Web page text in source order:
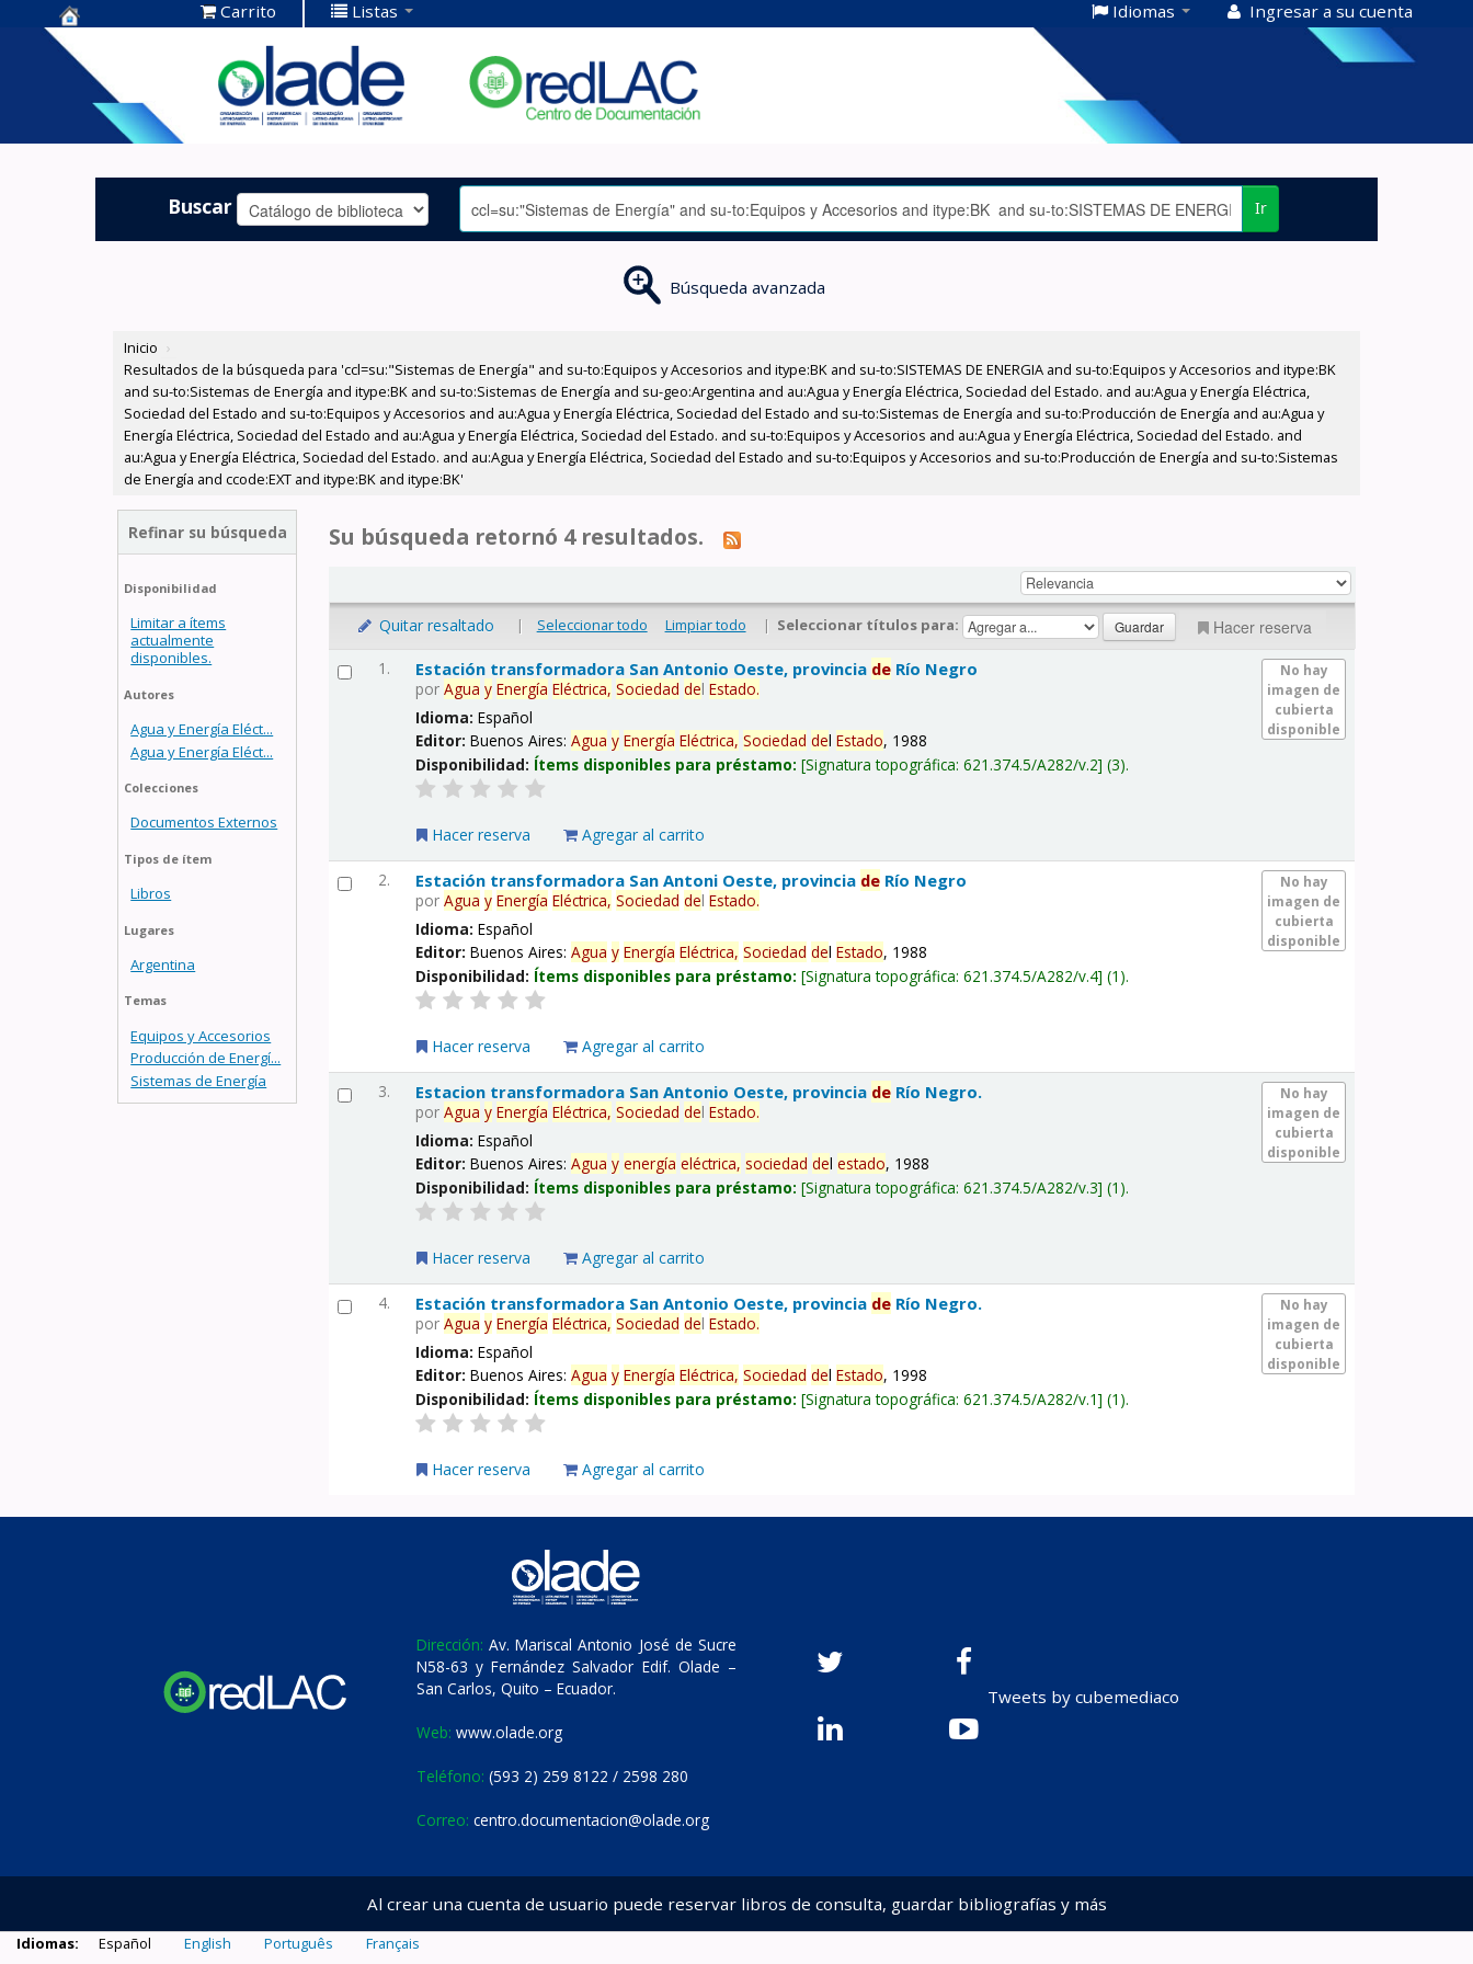
Centro de
Documentación
OLADE -
Carrito Listas Idiomas Ingresar a su cuenta
Buscar Ir
Búsqueda avanzada
Inicio ›
Resultados de la búsqueda para 'ccl=su:"Sistemas de Energía" and su-to:Equipos y Accesorios and itype:BK and su-to:SISTEMAS DE ENERGIA and su-to:Equipos y Accesorios and itype:BK
and su-to:Sistemas de Energía and itype:BK and su-to:Sistemas de Energía and su-geo:Argentina and au:Agua y Energía Eléctrica, Sociedad del Estado. and au:Agua y Energía Eléctrica,
Sociedad del Estado and su-to:Equipos y Accesorios and au:Agua y Energía Eléctrica, Sociedad del Estado and su-to:Sistemas de Energía and su-to:Producción de Energía and au:Agua y
Energía Eléctrica, Sociedad del Estado and au:Agua y Energía Eléctrica, Sociedad del Estado. and su-to:Equipos y Accesorios and au:Agua y Energía Eléctrica, Sociedad del Estado. and
au:Agua y Energía Eléctrica, Sociedad del Estado. and au:Agua y Energía Eléctrica, Sociedad del Estado and su-to:Equipos y Accesorios and su-to:Producción de Energía and su-to:Sistemas
de Energía and ccode:EXT and itype:BK and itype:BK'
Refinar su búsqueda
Disponibilidad
Limitar a ítems
actualmente
disponibles.
Autores
Agua y Energía Eléct...
Agua y Energía Eléct...
Colecciones
Documentos Externos
Tipos de ítem
Libros
Lugares
Argentina
Temas
Equipos y Accesorios
Producción de Energí...
Sistemas de Energía
Su búsqueda retornó 4 resultados.
Quitar resaltado | Seleccionar todo Limpiar todo | Seleccionar títulos para: Hacer reserva
1.
No hay
imagen de
cubierta
disponible
Estación transformadora San Antonio Oeste, provincia de Río Negro
porAgua y Energía Eléctrica, Sociedad delEstado.
Idioma:Español
Editor:Buenos Aires:Agua y Energía Eléctrica, Sociedad delEstado, 1988
Disponibilidad: Ítems disponibles para préstamo: Signatura topográfica:621.374.5/A282/v.2 (3).
Hacer reserva Agregar al carrito
2.
No hay
imagen de
cubierta
disponible
Estación transformadora San Antoni Oeste, provincia de Río Negro
porAgua y Energía Eléctrica, Sociedad delEstado.
Idioma:Español
Editor:Buenos Aires:Agua y Energía Eléctrica, Sociedad delEstado, 1988
Disponibilidad: Ítems disponibles para préstamo: Signatura topográfica:621.374.5/A282/v.4 (1).
Hacer reserva Agregar al carrito
3.
No hay
imagen de
cubierta
disponible
Estacion transformadora San Antonio Oeste, provincia de Río Negro.
porAgua y Energía Eléctrica, Sociedad delEstado.
Idioma:Español
Editor:Buenos Aires:Agua y energía eléctrica, sociedad delestado, 1988
Disponibilidad: Ítems disponibles para préstamo: Signatura topográfica:621.374.5/A282/v.3 (1).
Hacer reserva Agregar al carrito
4.
No hay
imagen de
cubierta
disponible
Estación transformadora San Antonio Oeste, provincia de Río Negro.
porAgua y Energía Eléctrica, Sociedad delEstado.
Idioma:Español
Editor:Buenos Aires:Agua y Energía Eléctrica, Sociedad delEstado, 1998
Disponibilidad: Ítems disponibles para préstamo: Signatura topográfica:621.374.5/A282/v.1 (1).
Hacer reserva Agregar al carrito
Dirección: Av. Mariscal Antonio José de Sucre
N58-63 y Fernández Salvador Edif. Olade –
San Carlos, Quito – Ecuador.
Web: www.olade.org
Teléfono: (593 2) 259 8122 / 2598 280
Correo: centro.documentacion@olade.org
Tweets by cubemediaco
Al crear una cuenta de usuario puede reservar libros de consulta, guardar bibliografías y más
Idiomas: Español English Português Français